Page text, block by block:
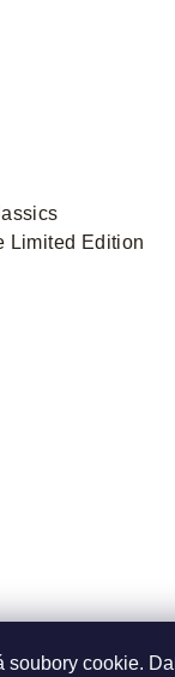
soubory cookie.
Limited Edition